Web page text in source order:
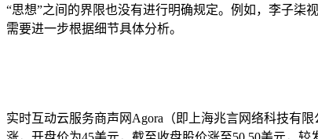
“思想”之间的界限也没有进行明确规定。例如，李子柒
需要进一步根据细节具体分析。
实时互动云服务商声网Agora（即上海兆言网络科技有